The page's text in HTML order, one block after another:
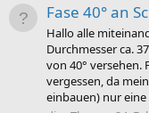
Fase 40° an
Hallo alle
Durchmesser ca.
von 40° versehen.
vergessen, da
einbauen) nur